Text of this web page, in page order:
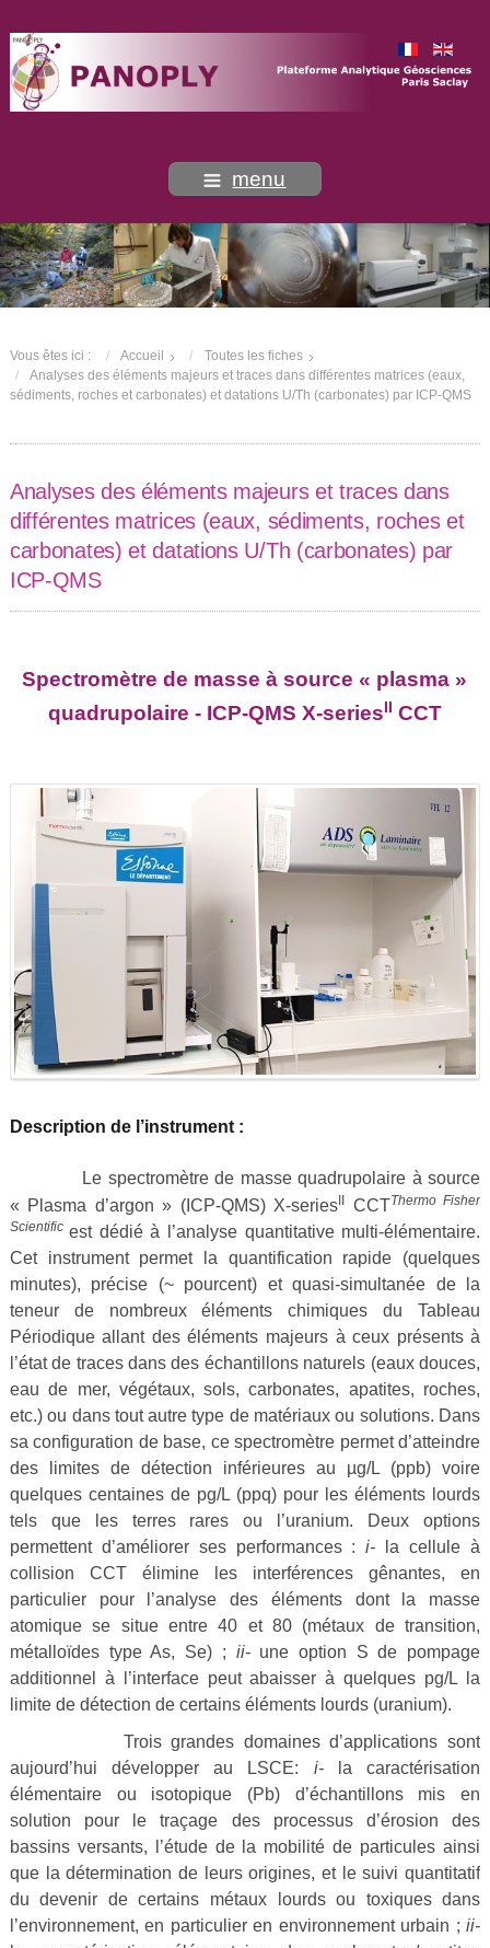
menu
Vous êtes ici : Accueil
Toutes les fiches
Analyses des éléments majeurs et traces dans différentes matrices (eaux,
sédiments, roches et carbonates) et datations U/Th (carbonates) par ICP-QMS
Analyses des éléments majeurs et traces dans
différentes matrices (eaux, sédiments, roches et
carbonates) et datations U/Th (carbonates) par
ICP-QMS
Spectromètre de masse à source « plasma »
quadrupolaire - ICP-QMS X-seriesII CCT
Description de l’instrument :
Le spectromètre de masse quadrupolaire à source
« Plasma d’argon » (ICP-QMS) X-series
CCTThermo Fisher
Scientific est dédié à l’analyse quantitative multi-élémentaire.
Cet instrument permet la quantification rapide (quelques
minutes), précise (~ pourcent) et quasi-simultanée de la
teneur de nombreux éléments chimiques du Tableau
Périodique allant des éléments majeurs à ceux présents à
l’état de traces dans des échantillons naturels (eaux douces,
eau de mer, végétaux, sols, carbonates, apatites, roches,
etc.) ou dans tout autre type de matériaux ou solutions. Dans
sa configuration de base, ce spectromètre permet d’atteindre
des limites de détection inférieures au µg/L (ppb) voire
quelques centaines de pg/L (ppq) pour les éléments lourds
tels que les terres rares ou l’uranium. Deux options
permettent d’améliorer ses performances :i- la cellule à
collision CCT élimine les interférences gênantes, en
particulier pour l’analyse des éléments dont la masse
atomique se situe entre 40 et 80 (métaux de transition,
métalloïdes type As, Se) ; ii-une option S de pompage
additionnel à l’interface peut abaisser à quelques pg/L la
limite de détection de certains éléments lourds (uranium).
Trois grandes domaines d’applications sont
aujourd’hui développer au LSCE: i-la caractérisation
élémentaire ou isotopique (Pb) d’échantillons mis en
solution pour le traçage des processus d’érosion des
bassins versants, l’étude de la mobilité de particules ainsi
que la détermination de leurs origines, et le suivi quantitatif
du devenir de certains métaux lourds ou toxiques dans
l’environnement, en particulier en environnement urbain ;ii-